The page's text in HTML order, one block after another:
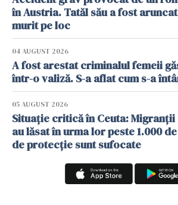
în Austria. Tatăl său a fost
murit pe loc
04 AUGUST 2026
A fost arestat criminalul femeii
într-o valiză. S-a aflat cum s-a
05 AUGUST 2026
Situație critică în Ceuta:
au lăsat în urma lor peste 1.000
de protecție sunt sufocate